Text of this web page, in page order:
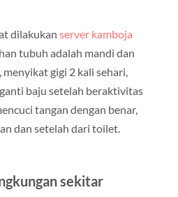
dilakukan server kamboja
tubuh adalah mandi dan
gigi 2 kali sehari,
baju setelah beraktivitas
tangan dengan benar,
dan setelah dari toilet.
sekitar